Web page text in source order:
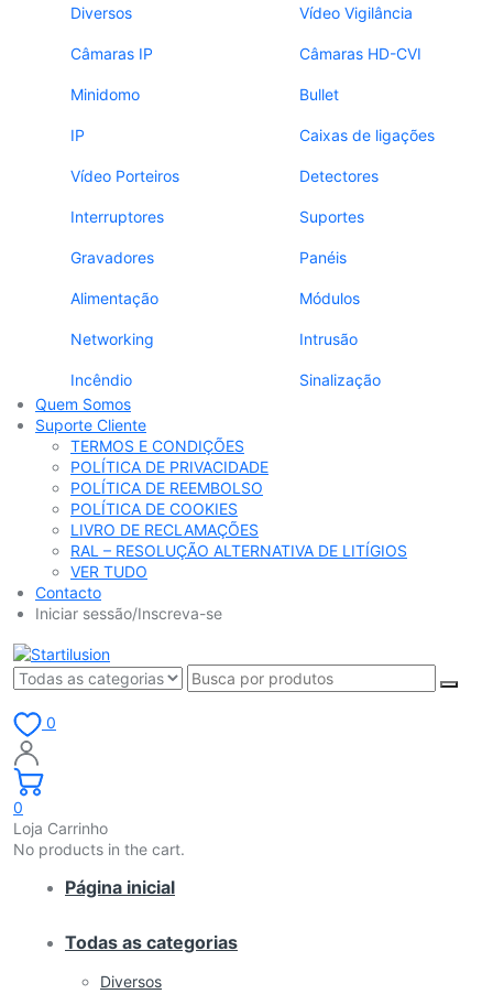
Diversos
Vídeo Vigilância
Câmaras IP Câmaras HD-CVI
Minidomo Bullet
IP Caixas de ligações
Vídeo Porteiros Detectores
Interruptores Suportes
Gravadores Panéis
Alimentação Módulos
Networking Intrusão
Incêndio
Sinalização
Quem Somos
Suporte Cliente
TERMOS E CONDIÇÕES
POLÍTICA DE PRIVACIDADE
POLÍTICA DE REEMBOLSO
POLÍTICA DE COOKIES
LIVRO DE RECLAMAÇÕES
RAL – RESOLUÇÃO ALTERNATIVA DE LITÍGIOS
VER TUDO
Contacto
Iniciar sessão/Inscreva-se
0
0
Loja Carrinho
No products in the cart.
Página inicial
Todas as categorias
Diversos